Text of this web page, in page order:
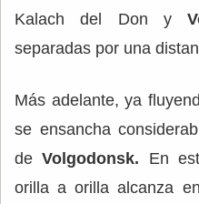
Kalach del Don y
separadas por una
Más adelante, ya
se ensancha
deVolgodonsk. En
orilla a orilla alcanza